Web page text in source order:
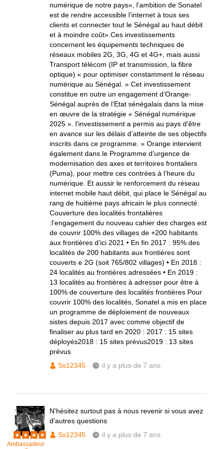
numérique de notre pays», l’ambition de Sonatel
est de rendre accessible l’internet à tous ses
clients et connecter tout le Sénégal au haut débit
et à moindre coût».Ces investissements
concernent les équipements techniques de
réseaux mobiles 2G, 3G, 4G et 4G+, mais aussi
Transport télécom (IP et transmission, la fibre
optique) « pour optimiser constamment le réseau
numérique au Sénégal. » Cet investissement
constitue en outre un engagement d’Orange-
Sénégal auprès de l’Etat sénégalais dans la mise
en œuvre de la stratégie « Sénégal numérique
2025 ». l’investissement a permis au pays d’être
en avance sur les délais d’atteinte de ses objectifs
inscrits dans ce programme. » Orange intervient
également dans le Programme d’urgence de
modernisation des axes et territoires frontaliers
(Puma), pour mettre ces contrées à l’heure du
numérique. Et aussir le renforcement du réseau
internet mobile haut débit, qui place le Sénégal au
rang de huitième pays africain le plus connecté.
Couverture des localités frontalières
:l’engagement du nouveau cahier des charges est
de couvrir 100% des villages de +200 habitants
aux frontières d’ici 2021 • En fin 2017 : 95% des
localités de 200 habitants aux frontières sont
couverts e 2G (soit 765/802 villages) • En 2018 :
24 localités au frontières adressées • En 2019 :
13 localités au frontières à adresser pour être à
100% de couverture des localités frontières Pour
couvrir 100% des localités, Sonatel a mis en place
un programme de déploiement de nouveaux
sistes depuis 2017 avec comme objectif de
finaliser au plus tard en 2020 : 2017 : 15 sites
déployés2018 : 15 sites prévus2019 : 13 sites
prévus
Ss12345
il y a plus de 7 ans
Ambassadeur
N'hésitez surtout pas à nous revenir si vous avez
d'autres questions
Ss12345
il y a plus de 7 ans